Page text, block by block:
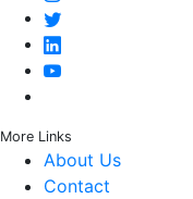
More Links
About Us
Contact